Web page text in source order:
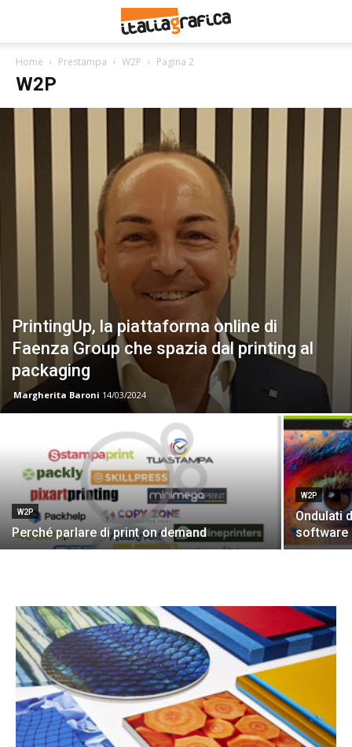
Home Prestampa W2P Pagina 2
W2P
PrintingUp, la piattaforma online di
Faenza Group che spazia dal printing al
packaging
Margherita Baroni 14/03/2024
W2P
Perché parlare di print on demand
W2P
Ondulati
software